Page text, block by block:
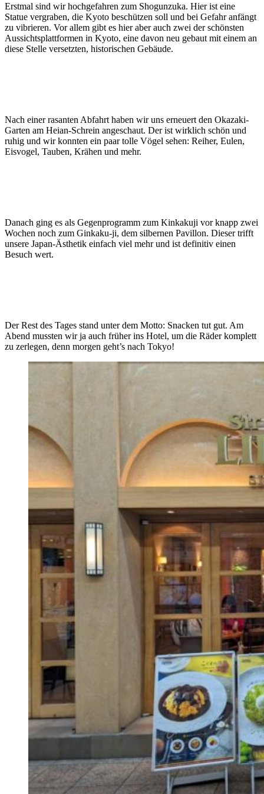
Erstmal sind wir hochgefahren zum Shogunzuka. Hier ist eine
Statue vergraben, die Kyoto beschützen soll und bei Gefahr anfängt
zu vibrieren. Vor allem gibt es hier aber auch zwei der schönsten
Aussichtsplattformen in Kyoto, eine davon neu gebaut mit einem an
diese Stelle versetzten, historischen Gebäude.
Nach einer rasanten Abfahrt haben wir uns erneuert den Okazaki-
Garten am Heian-Schrein angeschaut. Der ist wirklich schön und
ruhig und wir konnten ein paar tolle Vögel sehen: Reiher, Eulen,
Eisvogel, Tauben, Krähen und mehr.
Danach ging es als Gegenprogramm zum Kinkakuji vor knapp zwei
Wochen noch zum Ginkaku-ji, dem silbernen Pavillon. Dieser trifft
unsere Japan-Ästhetik einfach viel mehr und ist definitiv einen
Besuch wert.
Der Rest des Tages stand unter dem Motto: Snacken tut gut. Am
Abend mussten wir ja auch früher ins Hotel, um die Räder komplett
zu zerlegen, denn morgen geht’s nach Tokyo!